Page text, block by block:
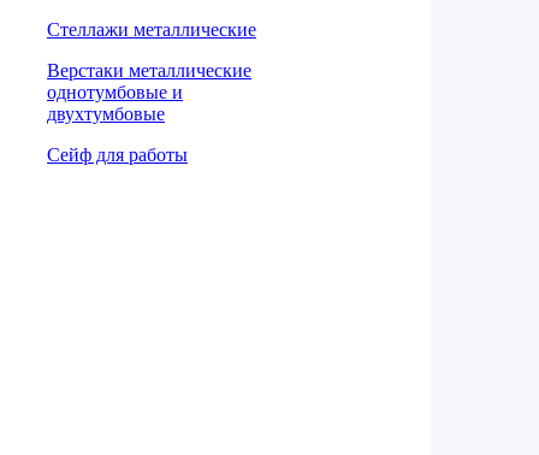
Стеллажи металлические
Верстаки металлические
однотумбовые и
двухтумбовые
Сейф для работы